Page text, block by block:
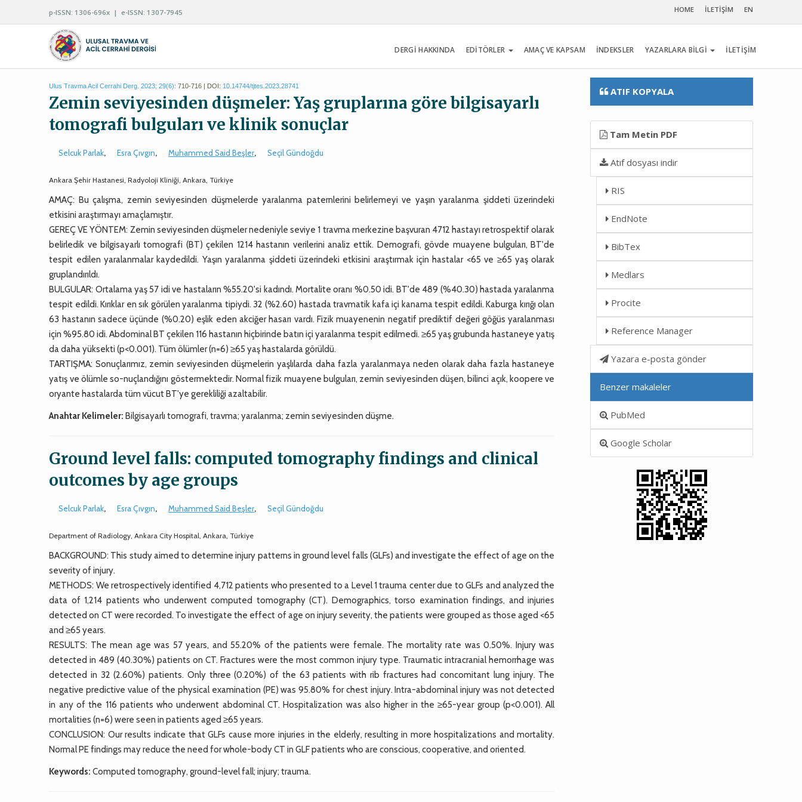
p-ISSN: 1306-696x | e-ISSN: 1307-7945 HOME İLETİŞİM EN
DERGİ HAKKINDA EDİTÖRLER AMAÇ VE KAPSAM İNDEKSLER YAZARLARA BİLGİ İLETİŞİM
Ulus Travma Acil Cerrahi Derg. 2023; 29(6): 710-716 | DOI: 10.14744/tjtes.2023.28741
Zemin seviyesinden düşmeler: Yaş gruplarına göre bilgisayarlı
tomografi bulguları ve klinik sonuçlar
Selcuk Parlak, Esra Çıvgın, Muhammed Said Beşler, Seçil Gündoğdu
Ankara Şehir Hastanesi, Radyoloji Kliniği, Ankara, Türkiye
AMAÇ: Bu çalışma, zemin seviyesinden düşmelerde yaralanma paternlerini belirlemeyi ve yaşın yaralanma şiddeti üzerindeki
etkisini araştırmayı amaçlamıştır.
GEREÇ VE YÖNTEM: Zemin seviyesinden düşmeler nedeniyle seviye 1 travma merkezine başvuran 4712 hastayı retrospektif olarak
belirledik ve bilgisayarlı tomografi (BT) çekilen 1214 hastanın verilerini analiz ettik. Demografi, gövde muayene bulguları, BT'de
tespit edilen yaralanmalar kaydedildi. Yaşın yaralanma şiddeti üzerindeki etkisini araştırmak için hastalar <65 ve ≥65 yaş olarak
gruplandırıldı.
BULGULAR: Ortalama yaş 57 idi ve hastaların %55.20'si kadındı. Mortalite oranı %0.50 idi. BT'de 489 (%40.30) hastada yaralanma
tespit edildi. Kırıklar en sık görülen yaralanma tipiydi. 32 (%2.60) hastada travmatik kafa içi kanama tespit edildi. Kaburga kırığı olan
63 hastanın sadece üçünde (%0.20) eşlik eden akciğer hasarı vardı. Fizik muayenenin negatif prediktif değeri göğüs yaralanması
için %95.80 idi. Abdominal BT çekilen 116 hastanın hiçbirinde batın içi yaralanma tespit edilmedi. ≥65 yaş grubunda hastaneye yatış
da daha yüksekti (p<0.001). Tüm ölümler (n=6) ≥65 yaş hastalarda görüldü.
TARTIŞMA: Sonuçlarımız, zemin seviyesinden düşmelerin yaşlılarda daha fazla yaralanmaya neden olarak daha fazla hastaneye
yatış ve ölümle so-nuçlandığını göstermektedir. Normal fizik muayene bulguları, zemin seviyesinden düşen, bilinci açık, koopere ve
oryante hastalarda tüm vücut BT'ye gerekliliği azaltabilir.
Anahtar Kelimeler: Bilgisayarlı tomografi, travma; yaralanma; zemin seviyesinden düşme.
Ground level falls: computed tomography findings and clinical
outcomes by age groups
Selcuk Parlak, Esra Çıvgın, Muhammed Said Beşler, Seçil Gündoğdu
Department of Radiology, Ankara City Hospital, Ankara, Türkiye
BACKGROUND: This study aimed to determine injury patterns in ground level falls (GLFs) and investigate the effect of age on the
severity of injury.
METHODS: We retrospectively identified 4,712 patients who presented to a Level 1 trauma center due to GLFs and analyzed the
data of 1,214 patients who underwent computed tomography (CT). Demographics, torso examination findings, and injuries
detected on CT were recorded. To investigate the effect of age on injury severity, the patients were grouped as those aged <65
and ≥65 years.
RESULTS: The mean age was 57 years, and 55.20% of the patients were female. The mortality rate was 0.50%. Injury was
detected in 489 (40.30%) patients on CT. Fractures were the most common injury type. Traumatic intracranial hemorrhage was
detected in 32 (2.60%) patients. Only three (0.20%) of the 63 patients with rib fractures had concomitant lung injury. The
negative predictive value of the physical examination (PE) was 95.80% for chest injury. Intra-abdominal injury was not detected
in any of the 116 patients who underwent abdominal CT. Hospitalization was also higher in the ≥65-year group (p<0.001). All
mortalities (n=6) were seen in patients aged ≥65 years.
CONCLUSION: Our results indicate that GLFs cause more injuries in the elderly, resulting in more hospitalizations and mortality.
Normal PE findings may reduce the need for whole-body CT in GLF patients who are conscious, cooperative, and oriented.
Keywords: Computed tomography, ground-level fall; injury; trauma.
ATIF KOPYALA
Tam Metin PDF
Atıf dosyası indir
RIS
EndNote
BibTex
Medlars
Procite
Reference Manager
Yazara e-posta gönder
Benzer makaleler
PubMed
Google Scholar